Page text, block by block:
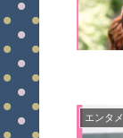
エンタメ